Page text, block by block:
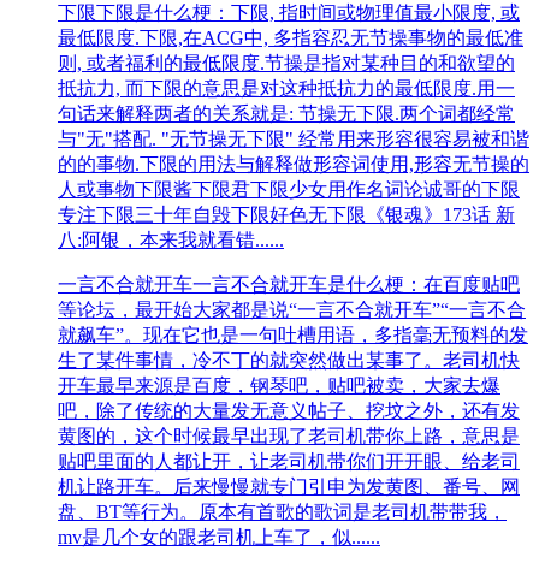
下限下限是什么梗：下限, 指时间或物理值最小限度, 或
最低限度.下限,在ACG中, 多指容忍无节操事物的最低准
则, 或者福利的最低限度.节操是指对某种目的和欲望的
抵抗力, 而下限的意思是对这种抵抗力的最低限度.用一
句话来解释两者的关系就是: 节操无下限.两个词都经常
与"无"搭配. "无节操无下限" 经常用来形容很容易被和谐
的的事物.下限的用法与解释做形容词使用,形容无节操的
人或事物下限酱下限君下限少女用作名词论诚哥的下限
专注下限三十年自毁下限好色无下限《银魂》173话 新
八:阿银，本来我就看错......
一言不合就开车一言不合就开车是什么梗：在百度贴吧
等论坛，最开始大家都是说“一言不合就开车”“一言不合
就飙车”。现在它也是一句吐槽用语，多指毫无预料的发
生了某件事情，冷不丁的就突然做出某事了。老司机快
开车最早来源是百度，钢琴吧，贴吧被卖，大家去爆
吧，除了传统的大量发无意义帖子、挖坟之外，还有发
黄图的，这个时候最早出现了老司机带你上路，意思是
贴吧里面的人都让开，让老司机带你们开开眼、给老司
机让路开车。后来慢慢就专门引申为发黄图、番号、网
盘、BT等行为。原本有首歌的歌词是老司机带带我，
mv是几个女的跟老司机上车了，似......